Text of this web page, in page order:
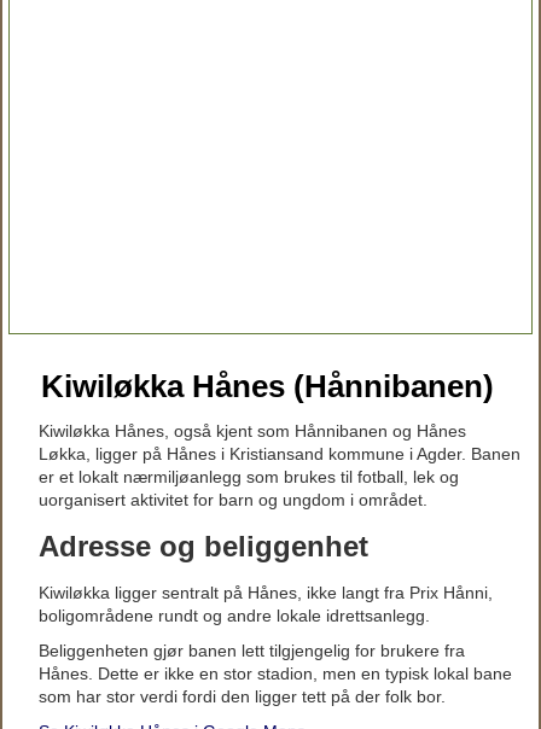
Kiwiløkka Hånes (Hånnibanen)
Kiwiløkka Hånes, også kjent som Hånnibanen og Hånes
Løkka, ligger på Hånes i Kristiansand kommune i Agder. Banen
er et lokalt nærmiljøanlegg som brukes til fotball, lek og
uorganisert aktivitet for barn og ungdom i området.
Adresse og beliggenhet
Kiwiløkka ligger sentralt på Hånes, ikke langt fra Prix Hånni,
boligområdene rundt og andre lokale idrettsanlegg.
Beliggenheten gjør banen lett tilgjengelig for brukere fra
Hånes. Dette er ikke en stor stadion, men en typisk lokal bane
som har stor verdi fordi den ligger tett på der folk bor.